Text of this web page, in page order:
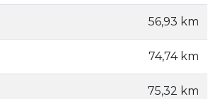
56,93 km
74,74 km
75,32 km